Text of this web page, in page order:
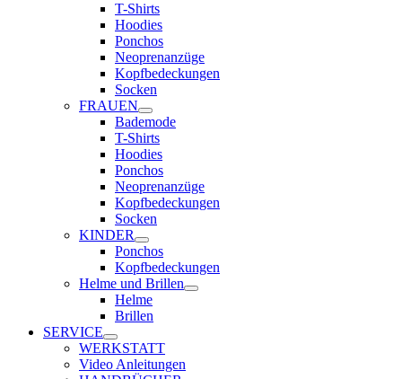
T-Shirts
Hoodies
Ponchos
Neoprenanzüge
Kopfbedeckungen
Socken
FRAUEN
Bademode
T-Shirts
Hoodies
Ponchos
Neoprenanzüge
Kopfbedeckungen
Socken
KINDER
Ponchos
Kopfbedeckungen
Helme und Brillen
Helme
Brillen
SERVICE
WERKSTATT
Video Anleitungen